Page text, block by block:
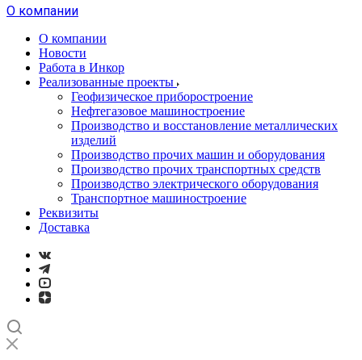
О компании
О компании
Новости
Работа в Инкор
Реализованные проекты
Геофизическое приборостроение
Нефтегазовое машиностроение
Производство и восстановление металлических
изделий
Производство прочих машин и оборудования
Производство прочих транспортных средств
Производство электрического оборудования
Транспортное машиностроение
Реквизиты
Доставка